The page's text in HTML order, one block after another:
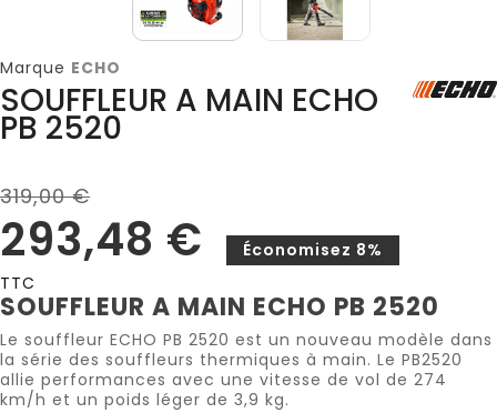
Marque ECHO
SOUFFLEUR A MAIN ECHO
PB 2520
319,00 €
293,48 €
Économisez 8%
TTC
SOUFFLEUR A MAIN ECHO PB 2520
Le souffleur ECHO PB 2520 est un nouveau modèle dans
la série des souffleurs thermiques à main. Le PB2520
allie performances avec une vitesse de vol de 274
km/h et un poids léger de 3,9 kg.